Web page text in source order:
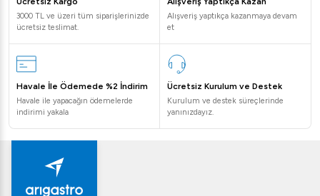
Dayanıklılığı ve yüksek verimli pişirme seçenekleri ile farklı
gereklilikleri aynı anda karşılar. Etkili brülör sistemi ve
güvenlik unsurları ile profesyonel mutfaklarda tercih edilir.
Ayrıca, kolay temizlenebilir yüzeyi ile kullanım sonrasında
da pratik çözümler sunar.
Sıkça Sorulan Sorular
Öztiryakiler 900 Seri Set Üstü Ocak'ın bakım
gereksinimleri nelerdir?
Düzenli olarak yüzey temizliği ve brülör kontrolleri
3000 TL ve üzeri tüm siparişlerinizde
ücretsiz teslimat.
Alışveriş yaptıkça kazanmaya devam
et
Havale İle Ödemede %2 İndirim
Havale ile yapacağın ödemelerde
indirimi yakala
Ücretsiz Kurulum ve Destek
Kurulum ve destek süreçlerinde
yanınızdayız.